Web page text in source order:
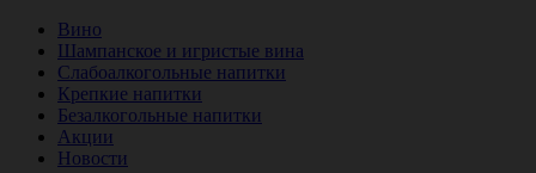
Вино
Шампанское и игристые вина
Слабоалкогольные напитки
Крепкие напитки
Безалкогольные напитки
Акции
Новости